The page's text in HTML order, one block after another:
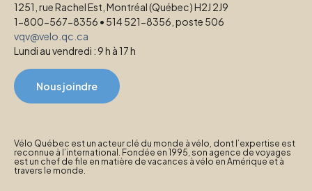
1251, rue Rachel Est, Montréal (Québec) H2J 2J9
1-800-567-8356 • 514 521-8356, poste 506
vqv@velo.qc.ca
Lundi au vendredi : 9 h à 17 h
Nous joindre
Vélo Québec est un acteur clé du monde à vélo, dont l’expertise est
reconnue à l’international. Fondée en 1995, son agence de voyages
est un chef de file en matière de vacances à vélo en Amérique et à
travers le monde.